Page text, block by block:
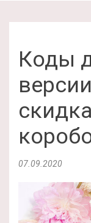
Коды
07.09.2020